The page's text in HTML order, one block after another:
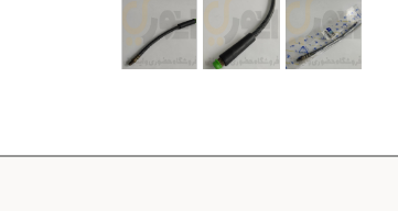
گردگیر ماشین
لوله های ماشین
لوله ماشین